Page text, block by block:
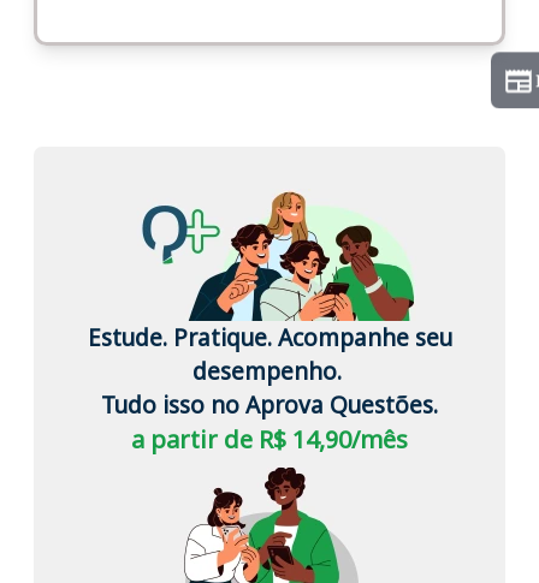
Estude. Pratique. Acompanhe seu
desempenho.
Tudo isso no Aprova Questões.
a partir de R$ 14,90/mês